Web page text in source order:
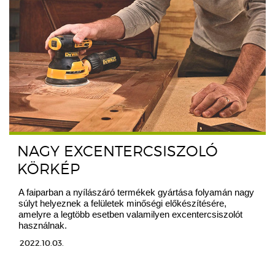
NAGY EXCENTERCSISZOLÓ
KÖRKÉP
A faiparban a nyílászáró termékek gyártása folyamán nagy
súlyt helyeznek a felületek minőségi előkészítésére,
amelyre a legtöbb esetben valamilyen excentercsiszolót
használnak.
2022.10.03.